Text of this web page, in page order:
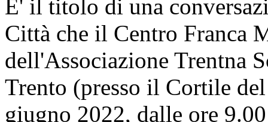
E' il titolo di una
Città che il Centro Franca
dell'Associazione Trentna
Trento (presso il Cortile
giugno 2022, dalle ore